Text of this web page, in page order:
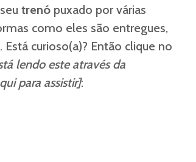
trenó puxado por várias
como eles são entregues,
curioso(a)? Então clique no
lendo este através da
para assistir]: